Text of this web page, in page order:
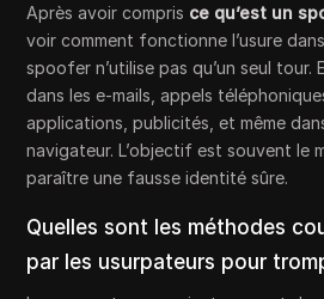
Après avoir compris ce qu’est un
voir comment fonctionne l’usure
spoofer n’utilise pas qu’un seul tour.
dans les e-mails, appels
applications, publicités, et même
navigateur. L’objectif est souvent le
paraître une fausse identité sûre.
Quelles sont les méthodes
par les usurpateurs pour